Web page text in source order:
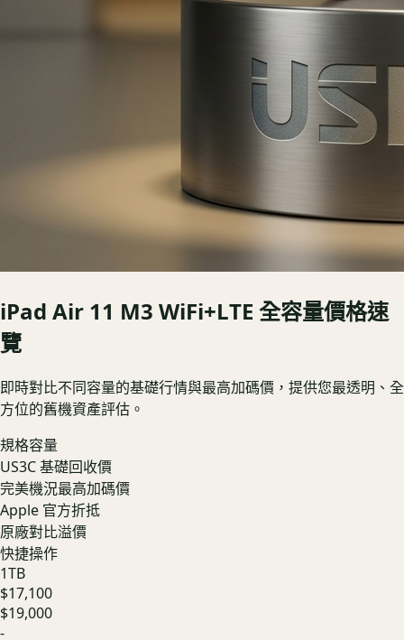
iPad Air 11 M3 WiFi+LTE 全容量價格速
覽
即時對比不同容量的基礎行情與最高加碼價，提供您最透明、全
方位的舊機資產評估。
規格容量
US3C 基礎回收價
完美機況最高加碼價
Apple 官方折抵
原廠對比溢價
快捷操作
1TB
$17,100
$19,000
-